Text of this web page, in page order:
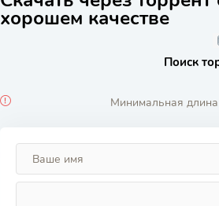
хорошем качестве
Поиск
Минимальная